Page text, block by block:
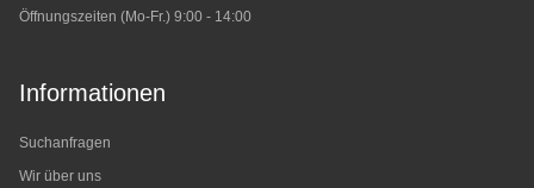
Öffnungszeiten (Mo-Fr.) 9:00 - 14:00
Informationen
Suchanfragen
Wir über uns